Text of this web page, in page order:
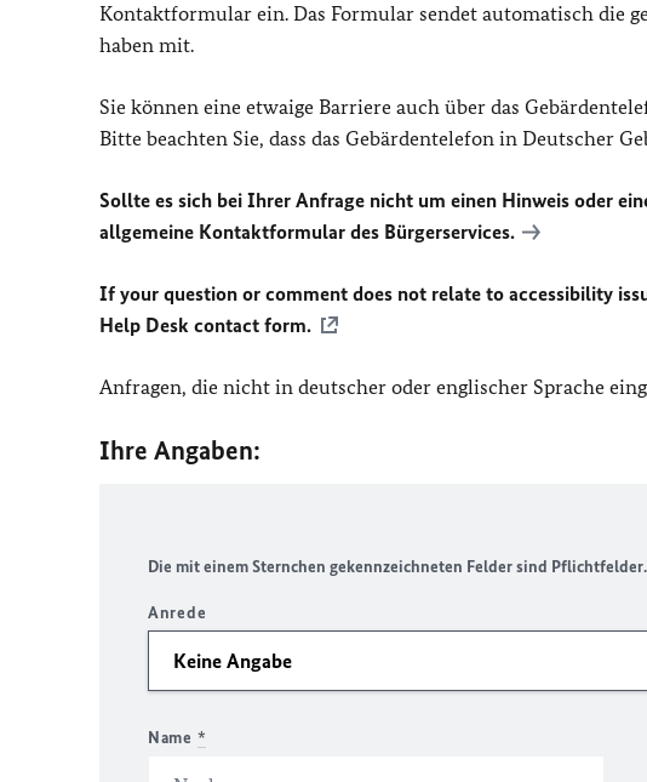
Kontaktformular ein. Das Formular sendet automatisch die
haben mit.
Sie können eine etwaige Barriere auch über das
Bitte beachten Sie, dass das Gebärdentelefon in Deutscher
Sollte es sich bei Ihrer Anfrage nicht um einen Hinweis oder
allgemeine Kontaktformular des Bürgerservices.
If your question or comment does not relate to accessibility
Help Desk contact form.
Anfragen, die nicht in deutscher oder englischer Sprache
Ihre Angaben:
Die mit einem Sternchen gekennzeichneten Felder sind Pflichtfelder.
Anrede
Name *